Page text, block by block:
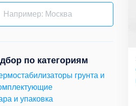
по категориям
грунта и
и упаковка